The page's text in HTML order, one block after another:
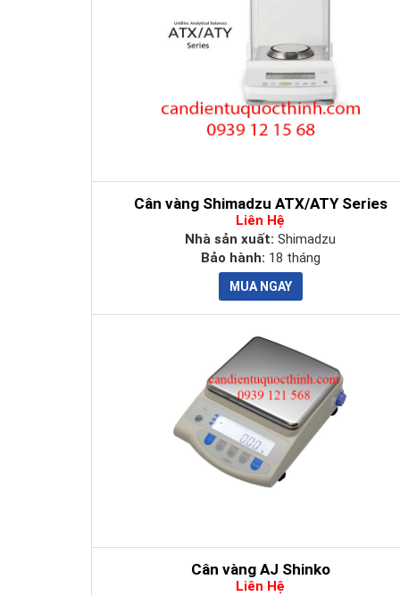
2,200g
3,200g
3,200g
Liên hệ để được hỗ trợ tư vấn miễn phí các sản
Cân vàng Shimadzu ATX/ATY Series
Liên Hệ
Nhà sản xuất:Shimadzu
Bảo hành: 18 tháng
Cân vàng AJ Shinko
Liên Hệ